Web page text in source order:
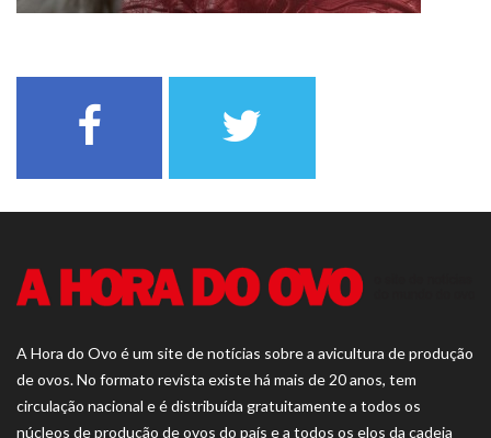
A Hora do Ovo é um site de notícias sobre a avicultura de produção
de ovos. No formato revista existe há mais de 20 anos, tem
circulação nacional e é distribuída gratuitamente a todos os
núcleos de produção de ovos do país e a todos os elos da cadeia